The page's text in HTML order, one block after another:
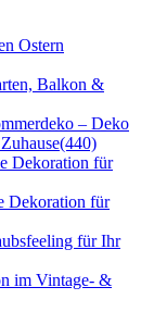
Ostern
Balkon &
– Deko
(440)
Dekoration für
Dekoration für
für Ihr
im Vintage- &